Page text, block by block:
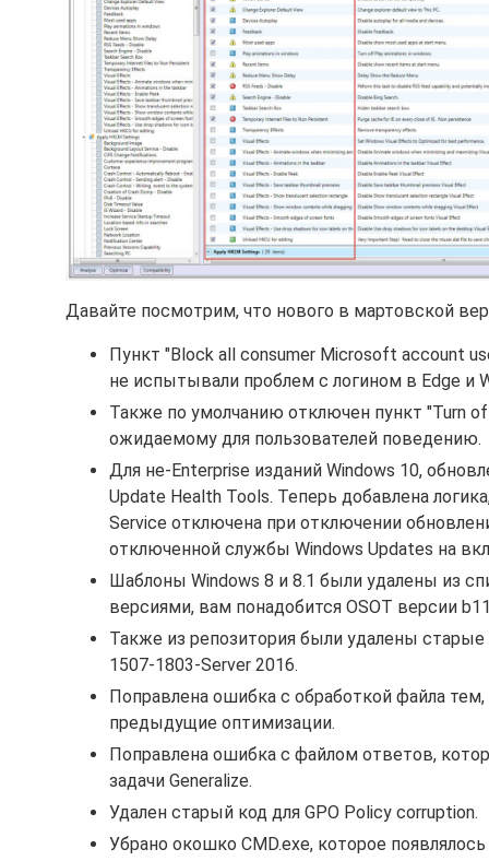
Давайте посмотрим, что нового в мартовской
Пункт "Block all consumer Microsoft account
не испытывали проблем с логином в Edge и
Также по умолчанию отключен пункт "Turn
ожидаемому для пользователей поведению.
Для не-Enterprise изданий Windows 10,
Update Health Tools. Теперь добавлена
Service отключена при отключении
отключенной службы Windows Updates на
Шаблоны Windows 8 и 8.1 были удалены из
версиями, вам понадобится OSOT версии
Также из репозитория были удалены
1507-1803-Server 2016.
Поправлена ошибка с обработкой файла
предыдущие оптимизации.
Поправлена ошибка с файлом ответов,
задачи Generalize.
Удален старый код для GPO Policy corruption.
Убрано окошко CMD.exe, которое появлялось